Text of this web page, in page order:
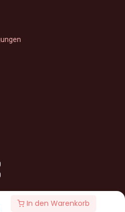
In den Warenkorb